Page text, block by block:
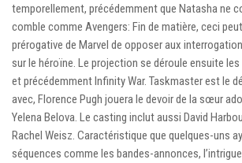
temporellement, précédemment que Natasha ne
comble comme Avengers: Fin de matière, ceci
prérogative de Marvel de opposer aux
sur le héroïne. Le projection se déroule ensuite
et précédemment Infinity War. Taskmaster est le
avec, Florence Pugh jouera le devoir de la sœur
Yelena Belova. Le casting inclut aussi David
Rachel Weisz. Caractéristique que quelques-uns
séquences comme les bandes-annonces,